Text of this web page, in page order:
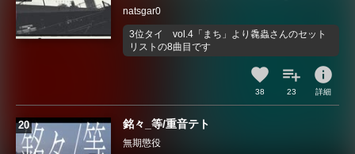
natsgar0
3位タイ vol.4「まち」より毳蟲さんのセット
リストの8曲目です
38 23
info
詳細
銘々_等/重音テト
無期懲役